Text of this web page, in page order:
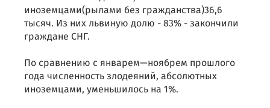
иноземцами(рылами без гражданства)36,6
тысяч. Из них львиную долю - 83% - закончили
граждане СНГ.
По сравнению с январем—ноябрем прошлого
года численность злодеяний, абсолютных
иноземцами, уменьшилось на 1%.